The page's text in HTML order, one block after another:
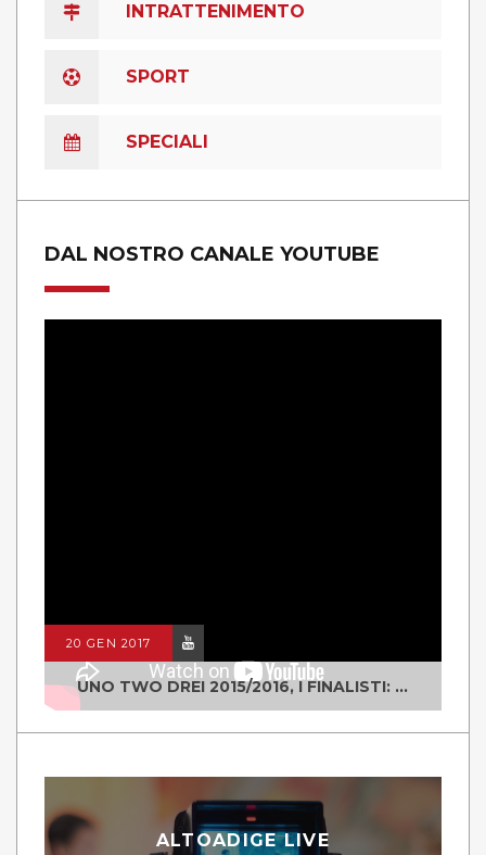
INTRATTENIMENTO
SPORT
SPECIALI
DAL NOSTRO CANALE YOUTUBE
20 GEN 2017
UNO TWO DREI 2015/2016, I FINALISTI: CLASSE IV ALS ISTITUTO "DEGASPERI" BORGO VALSUGANA
ALTOADIGE LIVE